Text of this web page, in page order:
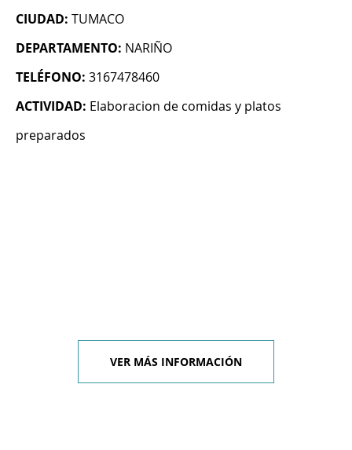
CIUDAD: TUMACO
DEPARTAMENTO: NARIÑO
TELÉFONO: 3167478460
ACTIVIDAD: Elaboracion de comidas y platos
preparados
VER MÁS INFORMACIÓN